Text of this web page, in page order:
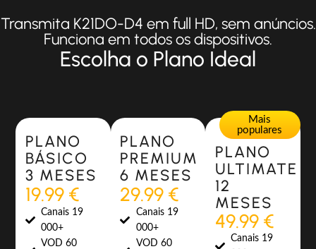
Transmita K21DO-D4 em full HD, sem anúncios.
Funciona em todos os dispositivos.
Escolha o Plano Ideal
Most Popular
PLANO
BÁSICO
3 MESES
19.99 €
Canais 19
000+
VOD 60
Most Popular
PLANO
PREMIUM
6 MESES
29.99 €
Canais 19
000+
VOD 60
Mais
populares
PLANO
ULTIMATE
12
MESES
49.99 €
Canais 19